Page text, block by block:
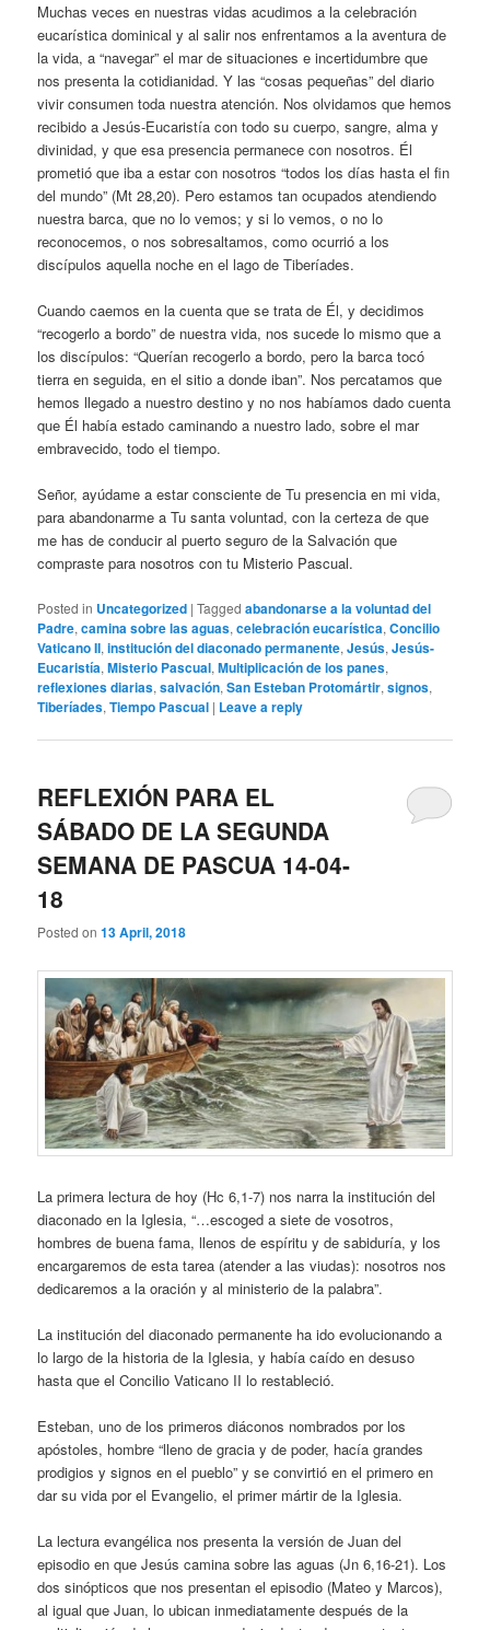
Muchas veces en nuestras vidas acudimos a la celebración
eucarística dominical y al salir nos enfrentamos a la aventura de
la vida, a “navegar” el mar de situaciones e incertidumbre que
nos presenta la cotidianidad. Y las “cosas pequeñas” del diario
vivir consumen toda nuestra atención. Nos olvidamos que hemos
recibido a Jesús-Eucaristía con todo su cuerpo, sangre, alma y
divinidad, y que esa presencia permanece con nosotros. Él
prometió que iba a estar con nosotros “todos los días hasta el fin
del mundo” (Mt 28,20). Pero estamos tan ocupados atendiendo
nuestra barca, que no lo vemos; y si lo vemos, o no lo
reconocemos, o nos sobresaltamos, como ocurrió a los
discípulos aquella noche en el lago de Tiberíades.
Cuando caemos en la cuenta que se trata de Él, y decidimos
“recogerlo a bordo” de nuestra vida, nos sucede lo mismo que a
los discípulos: “Querían recogerlo a bordo, pero la barca tocó
tierra en seguida, en el sitio a donde iban”. Nos percatamos que
hemos llegado a nuestro destino y no nos habíamos dado cuenta
que Él había estado caminando a nuestro lado, sobre el mar
embravecido, todo el tiempo.
Señor, ayúdame a estar consciente de Tu presencia en mi vida,
para abandonarme a Tu santa voluntad, con la certeza de que
me has de conducir al puerto seguro de la Salvación que
compraste para nosotros con tu Misterio Pascual.
Posted in Uncategorized |Tagged abandonarse a la voluntad del
Padre,camina sobre las aguas,celebración eucarística,Concilio
Vaticano II,institución del diaconado permanente,Jesús,Jesús-
Eucaristía,Misterio Pascual,Multiplicación de los panes,
reflexiones diarias,salvación,San Esteban Protomártir,signos,
Tiberíades,Tiempo Pascual | Leave a reply
REFLEXIÓN PARA EL
SÁBADO DE LA SEGUNDA
SEMANA DE PASCUA 14-04-
18
Posted on13 April, 2018
La primera lectura de hoy (Hc 6,1-7) nos narra la institución del
diaconado en la Iglesia, “…escoged a siete de vosotros,
hombres de buena fama, llenos de espíritu y de sabiduría, y los
encargaremos de esta tarea (atender a las viudas): nosotros nos
dedicaremos a la oración y al ministerio de la palabra”.
La institución del diaconado permanente ha ido evolucionando a
lo largo de la historia de la Iglesia, y había caído en desuso
hasta que el Concilio Vaticano II lo restableció.
Esteban, uno de los primeros diáconos nombrados por los
apóstoles, hombre “lleno de gracia y de poder, hacía grandes
prodigios y signos en el pueblo” y se convirtió en el primero en
dar su vida por el Evangelio, el primer mártir de la Iglesia.
La lectura evangélica nos presenta la versión de Juan del
episodio en que Jesús camina sobre las aguas (Jn 6,16-21). Los
dos sinópticos que nos presentan el episodio (Mateo y Marcos),
al igual que Juan, lo ubican inmediatamente después de la